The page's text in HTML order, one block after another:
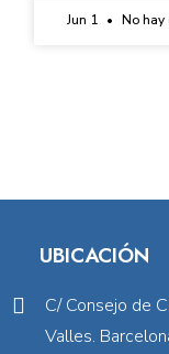
Jun 1 No hay
UBICACIÓN
C/ Consejo de
Valles.